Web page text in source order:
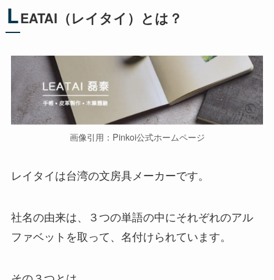
LEATAI（レイタイ）とは？
画像引用：Pinkoi公式ホームページ
レイタイは台湾の文房具メーカーです。
社名の由来は、３つの単語の中にそれぞれのアル
ファベットを取って、名付けられています。